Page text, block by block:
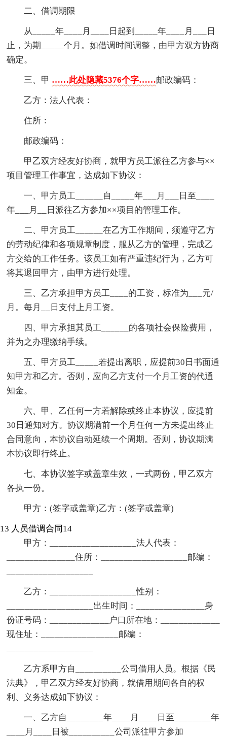
二、借调期限
从_____年____月____日起到_____年____月___日
止，为期_____个月。如借调时间调整，由甲方双方协商
确定。
三、甲 ……此处隐藏5376个字……邮政编码：
乙方：法人代表：
住所：
邮政编码：
甲乙双方经友好协商，就甲方员工派往乙方参与××
项目管理工作事宜，达成如下协议：
一、甲方员工______自_____年___月___日至____
年___月__日派往乙方参加××项目的管理工作。
二、甲方员工______在乙方工作期间，须遵守乙方
的劳动纪律和各项规章制度，服从乙方的管理，完成乙
方交给的工作任务。该员工如有严重违纪行为，乙方可
将其退回甲方，由甲方进行处理。
三、乙方承担甲方员工____的工资，标准为___元/
月。每月__日支付上月工资。
四、甲方承担其员工______的各项社会保险费用，
并为之办理缴纳手续。
五、甲方员工_____若提出离职，应提前30日书面通
知甲方和乙方。否则，应向乙方支付一个月工资的代通
知金。
六、甲、乙任何一方若解除或终止本协议，应提前
30日通知对方。协议期满前一个月任何一方未提出终止
合同意向，本协议自动延续一个周期。否则，协议期满
本协议即行终止。
七、本协议签字或盖章生效，一式两份，甲乙双方
各执一份。
甲方：(签字或盖章)乙方：(签字或盖章)
13
甲方：___________________法人代表：
_______________住所：___________________邮编：
乙方：___________________性别：
___________________出生时间：_______________身
份证号码：_____________户口所在地：_____________
现住址：_________________邮编：
乙方系甲方自__________公司借用人员。根据《民
法典》，甲乙双方经友好协商，就借用期间各自的权
利、义务达成如下协议：
一、乙方自________年____月____日至________年
____月____日被__________公司派往甲方参加
人员借调合同14